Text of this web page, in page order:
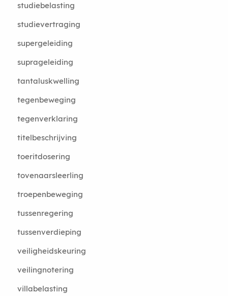
studiebelasting
studievertraging
supergeleiding
suprageleiding
tantaluskwelling
tegenbeweging
tegenverklaring
titelbeschrijving
toeritdosering
tovenaarsleerling
troepenbeweging
tussenregering
tussenverdieping
veiligheidskeuring
veilingnotering
villabelasting